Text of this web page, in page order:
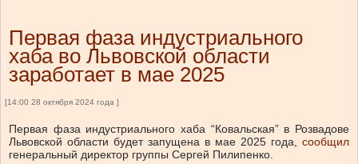
Первая фаза индустриального
хаба во Львовской области
заработает в мае 2025
[14:00 28 октября 2024 года ]
Первая фаза индустриального хаба “Ковальская” в Розвадове
Львовской области будет запущена в мае 2025 года, сообщил
генеральный директор группы Сергей Пилипенко.